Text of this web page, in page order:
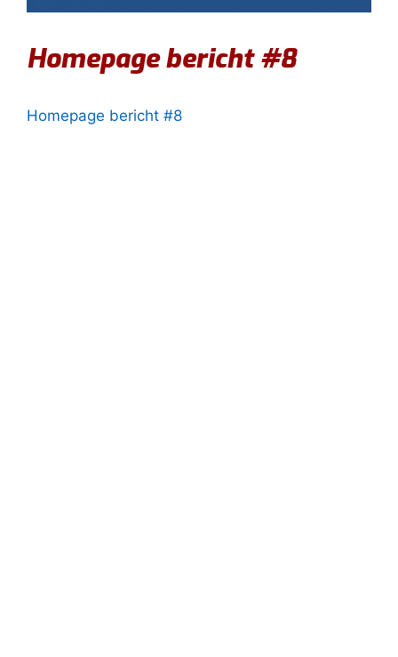
Homepage bericht #8
Homepage bericht #8